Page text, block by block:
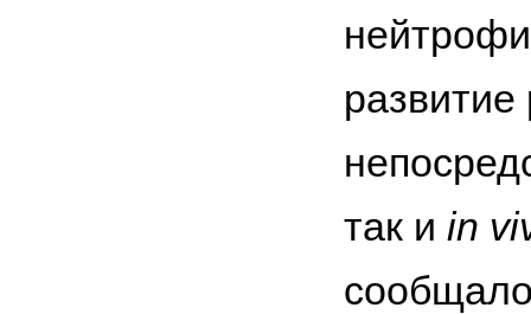
так и in